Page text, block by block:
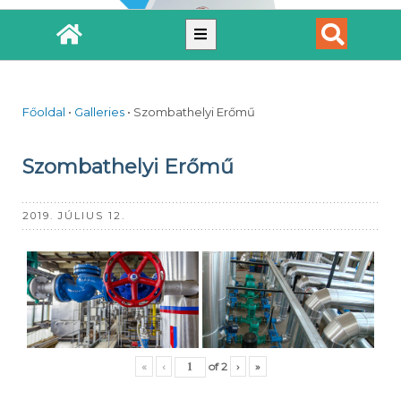
Főoldal • Galleries • Szombathelyi Erőmű
Szombathelyi Erőmű
2019. JÚLIUS 12.
« ‹ of2 › »